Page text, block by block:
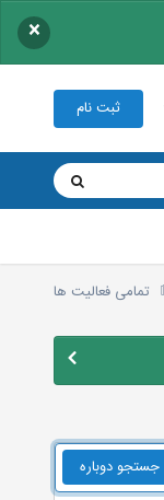
×
ثبت نام
تمامی فعالیت ها
جستجو دوباره